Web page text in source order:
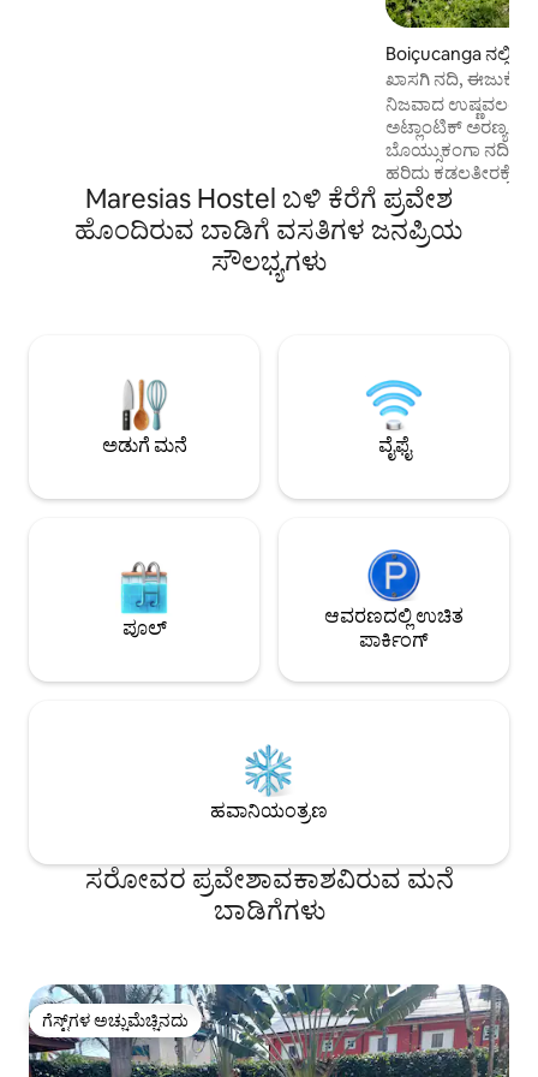
Boiçucanga ನಲ್ಲಿ
ಖಾಸಗಿ ನದಿ, ಈಜುಕೊಳ
ನಿಜವಾದ ಉಷ್ಣವಲಯದ
ಅಟ್ಲಾಂಟಿಕ್
ಬೊಯ್ಸುಕಂಗಾ
ಹರಿದು ಕಡಲತೀರಕ್ಕೆ ಸೇರುತ್ತದೆ.
ಅತಿಥಿಗಳಿಗೆ ಆರಾಮವಾಗಿ
ಪ್ರಕೃತಿಯೊಂದಿಗೆ
ಕ್ರಿಯಾತ್ಮಕವಾಗಿದೆ:
ಕರಾವಳಿಯನ್ನು ಆನಂದಿಸಲು
ವೈ-ಫೈ ಇದೆ ಮತ್ತು
:) ನಮ್ಮನ್ನು
Maresias Hostel ಬಳಿ ಕೆರೆಗೆ ಪ್ರವೇಶ
ಹೊಂದಿರುವ ಬಾಡಿಗೆ ವಸತಿಗಳ ಜನಪ್ರಿಯ
ಸೌಲಭ್ಯಗಳು
ಅಡುಗೆ ಮನೆ ವೈಫೈ
ಪೂಲ್
ಆವರಣದಲ್ಲಿ ಉಚಿತ
ಪಾರ್ಕಿಂಗ್
ಹವಾನಿಯಂತ್ರಣ
ಸರೋವರ ಪ್ರವೇಶಾವಕಾಶವಿರುವ ಮನೆ
ಬಾಡಿಗೆಗಳು
ಗೆಸ್ಟ್‌ಗಳ ಅಚ್ಚುಮೆಚ್ಚಿನದು
ಗೆಸ್ಟ್‌ಗಳ ಅಚ್ಚುಮೆಚ್ಚಿನದು